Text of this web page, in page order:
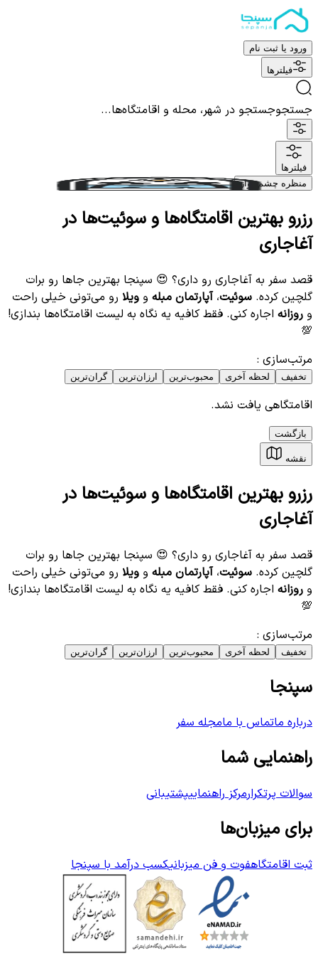
ورود یا ثبت نام
فیلترها
جستجوجستجو در شهر، محله و اقامتگاه‌ها...
فیلترها
منظره چشم نواز
رزرو بهترین اقامتگاه‌ها و سوئیت‌ها در
آغاجاری
قصد سفر به آغاجاری رو داری؟ 😍 سپنجا بهترین جاها رو برات
گلچین کرده. سوئیت،آپارتمان مبله و ویلا رو می‌تونی خیلی راحت
و روزانه اجاره کنی. فقط کافیه یه نگاه به لیست اقامتگاه‌ها بندازی!
💯
مرتب‌سازی :
تخفیف لحظه آخری محبوب‌ترین ارزان‌ترین گران‌ترین
اقامتگاهی یافت نشد.
بازگشت
نقشه
رزرو بهترین اقامتگاه‌ها و سوئیت‌ها در
آغاجاری
قصد سفر به آغاجاری رو داری؟ 😍 سپنجا بهترین جاها رو برات
گلچین کرده. سوئیت،آپارتمان مبله و ویلا رو می‌تونی خیلی راحت
و روزانه اجاره کنی. فقط کافیه یه نگاه به لیست اقامتگاه‌ها بندازی!
💯
مرتب‌سازی :
تخفیف لحظه آخری محبوب‌ترین ارزان‌ترین گران‌ترین
سپنجا
درباره ماتماس با مامجله سفر
راهنمایی شما
سوالات پرتکرارمرکز راهنماییپشتیبانی
برای میزبان‌ها
ثبت اقامتگاهفوت و فن میزبانیکسب درآمد با سپنجا